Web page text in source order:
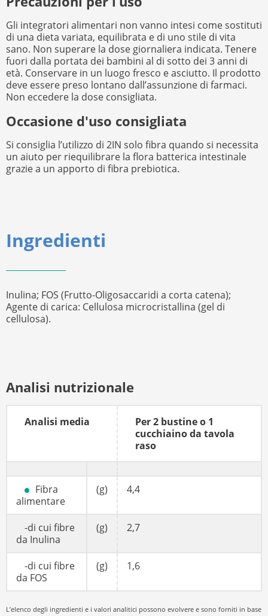
Gli integratori alimentari non vanno intesi come sostituti
di una dieta variata, equilibrata e di uno stile di vita
sano. Non superare la dose giornaliera indicata. Tenere
fuori dalla portata dei bambini al di sotto dei 3 anni di
età. Conservare in un luogo fresco e asciutto. Il prodotto
deve essere preso lontano dall’assunzione di farmaci.
Non eccedere la dose consigliata.
Occasione d'uso consigliata
Si consiglia l’utilizzo di 2IN solo fibra quando si necessita
un aiuto per riequilibrare la flora batterica intestinale
grazie a un apporto di fibra prebiotica.
Ingredienti
Inulina; FOS (Frutto-Oligosaccaridi a corta catena);
Agente di carica: Cellulosa microcristallina (gel di
cellulosa).
Analisi nutrizionale
Analisi media
Per 2 bustine o 1
cucchiaino da tavola
raso
Fibra
alimentare
(g) 4,4
-di cui fibre
da Inulina
(g) 2,7
-di cui fibre
da FOS
(g) 1,6
L’elenco degli ingredienti e i valori analitici possono evolvere e sono forniti in base